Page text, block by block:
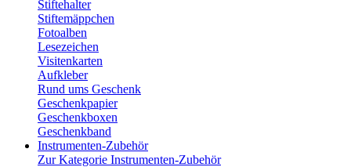
Stiftehalter
Stiftemäppchen
Fotoalben
Lesezeichen
Visitenkarten
Aufkleber
Rund ums Geschenk
Geschenkpapier
Geschenkboxen
Geschenkband
Instrumenten-Zubehör
Zur Kategorie Instrumenten-Zubehör